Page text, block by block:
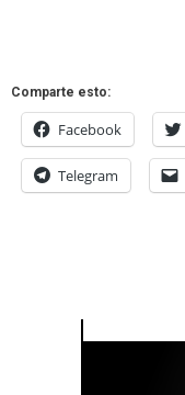
Comparte esto:
Facebook
Telegram